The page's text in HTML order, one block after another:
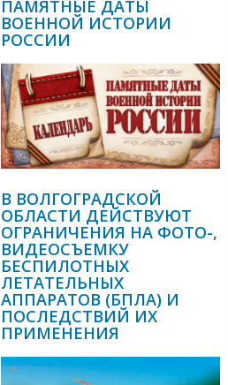
ПАМЯТНЫЕ ДАТЫ
ВОЕННОЙ ИСТОРИИ
РОССИИ
В ВОЛГОГРАДСКОЙ
ОБЛАСТИ ДЕЙСТВУЮТ
ОГРАНИЧЕНИЯ НА ФОТО-,
ВИДЕОСЪЕМКУ
БЕСПИЛОТНЫХ
ЛЕТАТЕЛЬНЫХ
АППАРАТОВ (БПЛА) И
ПОСЛЕДСТВИЙ ИХ
ПРИМЕНЕНИЯ